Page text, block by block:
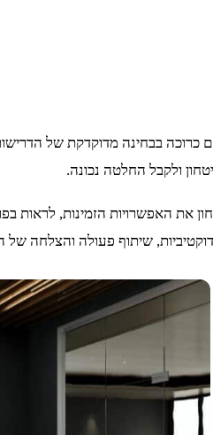
בבחינה מדוקדקת של
ולקבל החלטה נכונה.
את האפשרויות הזמינות, לראות
שיתוף פעולה והצלחה